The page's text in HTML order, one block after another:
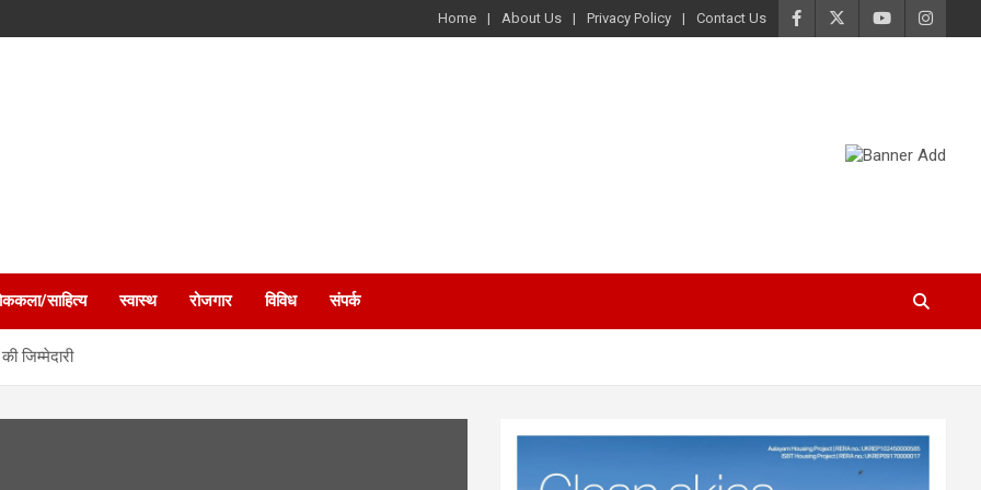
Home About Us Privacy Policy Contact Us
साहित्य स्वास्थ रोजगार विविध संपर्क
जिम्मेदारी